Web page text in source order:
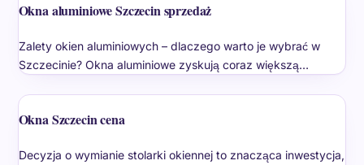
Okna aluminiowe Szczecin sprzedaż
Zalety okien aluminiowych – dlaczego warto je wybrać w
Szczecinie? Okna aluminiowe zyskują coraz większą…
Okna Szczecin cena
Decyzja o wymianie stolarki okiennej to znacząca inwestycja,